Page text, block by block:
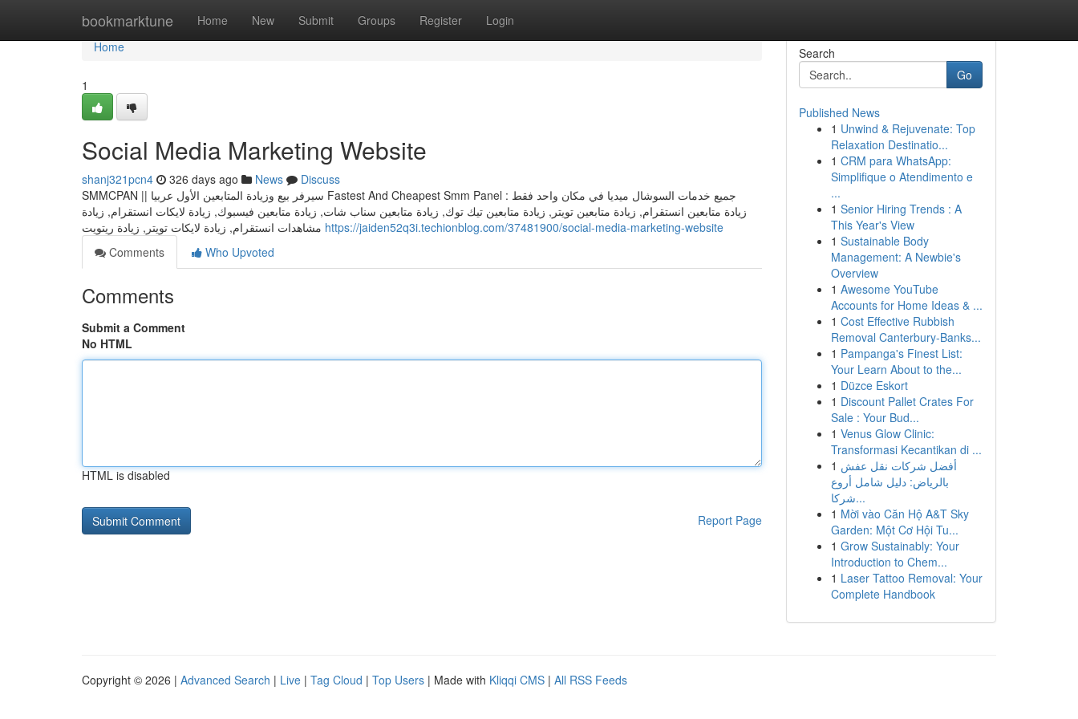
bookmarktune Home New Submit Groups Register Login
Home
Home
1
Social Media Marketing Website
shanj321pcn4 326 days ago News
Discuss
SMMCPAN || سيرفر بيع وزيادة المتابعين الأول عربيا Fastest And Cheapest Smm Panel جميع خدمات السوشال ميديا في مكان واحد فقط :
زيادة متابعين انستقرام, زيادة متابعين تويتر, زيادة متابعين تيك توك, زيادة متابعين سناب شات, زيادة متابعين فيسبوك, زيادة لايكات انستقرام, زيادة
https://jaiden52q3i.techionblog.com/37481900/social-media-marketing-website
Comments
Who Upvoted
Comments
Submit a Comment
No HTML
HTML is disabled
Report Page
Search
Go
Published News
1 Unwind & Rejuvenate: Top
Relaxation Destinatio...
1 CRM para WhatsApp:
Simplifique o Atendimento e
...
1 Senior Hiring Trends : A
This Year's View
1 Sustainable Body
Management: A Newbie's
Overview
1 Awesome YouTube
Accounts for Home Ideas & ...
1 Cost Effective Rubbish
Removal Canterbury-Banks...
1 Pampanga's Finest List:
Your Learn About to the...
1 Düzce Eskort
1 Discount Pallet Crates For
Sale : Your Bud...
1 Venus Glow Clinic:
Transformasi Kecantikan di ...
1 أفضل شركات نقل عفش
بالرياض: دليل شامل أروع
شركا...
1 Mời vào Căn Hộ A&T Sky
Garden: Một Cơ Hội Tu...
1 Grow Sustainably: Your
Introduction to Chem...
1 Laser Tattoo Removal: Your
Complete Handbook
Copyright © 2026 | Advanced Search | Live | Tag Cloud | Top Users | Made with Kliqqi CMS | All RSS Feeds